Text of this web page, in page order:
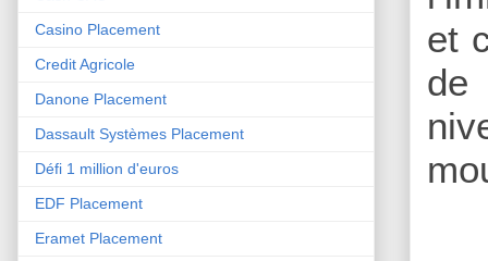
et
de
Casino Placement
Credit Agricole
Danone Placement
Dassault Systèmes Placement
Défi 1 million d'euros
EDF Placement
Eramet Placement